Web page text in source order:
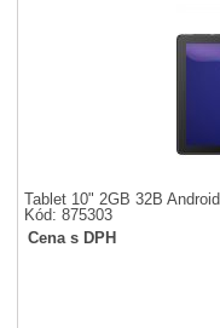
Tablet 10" 2GB 32B
Kód: 875303
Cena s DPH